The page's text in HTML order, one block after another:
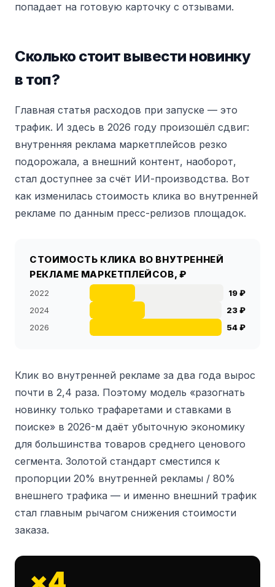
попадает на готовую карточку с отзывами.
Сколько стоит вывести новинку
в топ?
Главная статья расходов при запуске — это
трафик. И здесь в 2026 году произошёл сдвиг:
внутренняя реклама маркетплейсов резко
подорожала, а внешний контент, наоборот,
стал доступнее за счёт ИИ-производства. Вот
как изменилась стоимость клика во внутренней
рекламе по данным пресс-релизов площадок.
СТОИМОСТЬ КЛИКА ВО ВНУТРЕННЕЙ
РЕКЛАМЕ МАРКЕТПЛЕЙСОВ, ₽
2022
19 ₽
2024
23 ₽
2026
54 ₽
Клик во внутренней рекламе за два года вырос
почти в 2,4 раза. Поэтому модель «разогнать
новинку только трафаретами и ставками в
поиске» в 2026-м даёт убыточную экономику
для большинства товаров среднего ценового
сегмента. Золотой стандарт сместился к
пропорции 20% внутренней рекламы / 80%
внешнего трафика — и именно внешний трафик
стал главным рычагом снижения стоимости
заказа.